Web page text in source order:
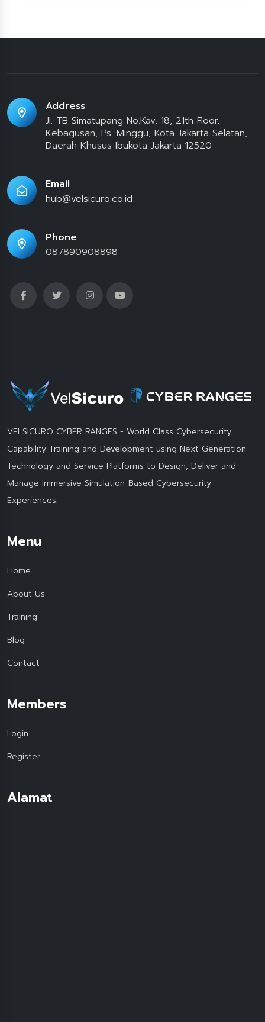
Address
Jl. TB Simatupang No.Kav. 18, 21th Floor,
Kebagusan, Ps. Minggu, Kota Jakarta Selatan,
Daerah Khusus Ibukota Jakarta 12520
Email
hub@velsicuro.co.id
Phone
087890908898
VELSICURO CYBER RANGES - World Class Cybersecurity
Capability Training and Development using Next Generation
Technology and Service Platforms to Design, Deliver and
Manage Immersive Simulation-Based Cybersecurity
Experiences.
Menu
Home
About Us
Training
Blog
Contact
Members
Login
Register
Alamat